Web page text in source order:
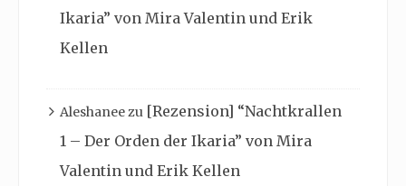
Ikaria” von Mira Valentin und Erik
Kellen
Aleshaneezu [Rezension] “Nachtkrallen
1 – Der Orden der Ikaria” von Mira
Valentin und Erik Kellen